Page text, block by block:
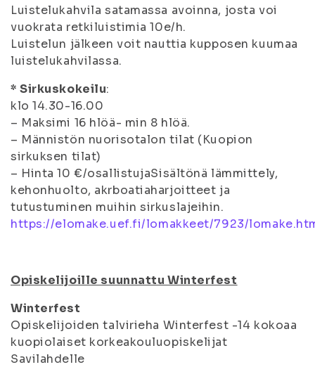
Luistelukahvila satamassa avoinna, josta voi
vuokrata retkiluistimia 10e/h.
Luistelun jälkeen voit nauttia kupposen kuumaa
luistelukahvilassa.
* Sirkuskokeilu:
klo 14.30-16.00
– Maksimi 16 hlöä- min 8 hlöä.
– Männistön nuorisotalon tilat (Kuopion
sirkuksen tilat)
– Hinta 10 €/osallistujaSisältönä lämmittely,
kehonhuolto, akrboatiaharjoitteet ja
tutustuminen muihin sirkuslajeihin.
https://elomake.uef.fi/lomakkeet/7923/
Opiskelijoille suunnattu Winterfest
Winterfest
Opiskelijoiden talvirieha Winterfest -14 kokoaa
kuopiolaiset korkeakouluopiskelijat
Savilahdelle